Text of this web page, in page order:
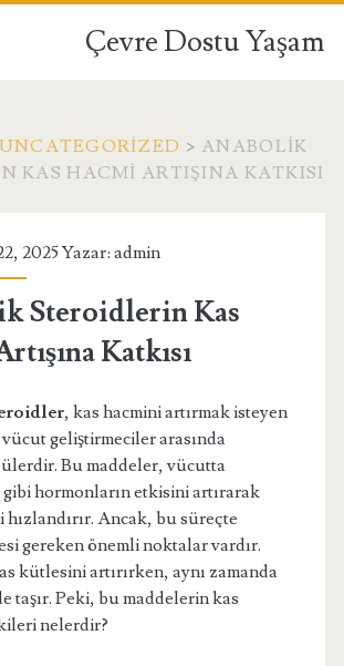
Çevre Dostu Yaşam
UNCATEGORIZED > ANABOLIK
KAS HACMI ARTIŞINA KATKISI
2025 Yazar: admin
Steroidlerin Kas
Katkısı
, kas hacmini artırmak isteyen
geliştirmeciler arasında
Bu maddeler, vücutta
gibi hormonların etkisini artırarak
hızlandırır. Ancak, bu süreçte
gereken önemli noktalar vardır.
kütlesini artırırken, aynı zamanda
taşır. Peki, bu maddelerin kas
nelerdir?